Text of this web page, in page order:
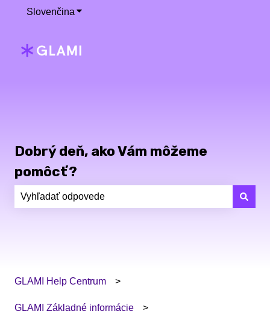
Slovenčina Zobraziť podponuku pre preklady
Dobrý deň, ako Vám môžeme
pomôcť?
GLAMI Help Centrum
GLAMI Základné informácie